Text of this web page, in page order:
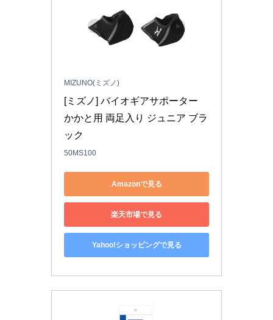
MIZUNO(ミズノ)
[ミズノ] バイオギアサポーター
かかと用 両足入り ジュニア ブラ
ック
50MS100
Amazonで見る
楽天市場で見る
Yahoo!ショッピングで見る